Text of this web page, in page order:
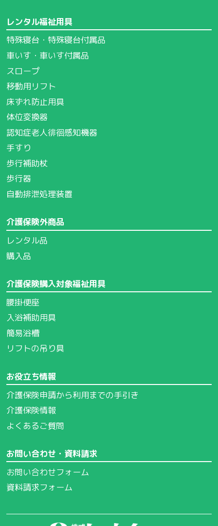
レンタル福祉用具
特殊寝台・特殊寝台付属品
車いす・車いす付属品
スロープ
移動用リフト
床ずれ防止用具
体位変換器
認知症老人徘徊感知機器
手すり
歩行補助杖
歩行器
自動排泄処理装置
介護保険外商品
レンタル品
購入品
介護保険購入対象福祉用具
腰掛便座
入浴補助用具
簡易浴槽
リフトの吊り具
お役立ち情報
介護保険申請から利用までの手引き
介護保険情報
よくあるご質問
お問い合わせ・資料請求
お問い合わせフォーム
資料請求フォーム